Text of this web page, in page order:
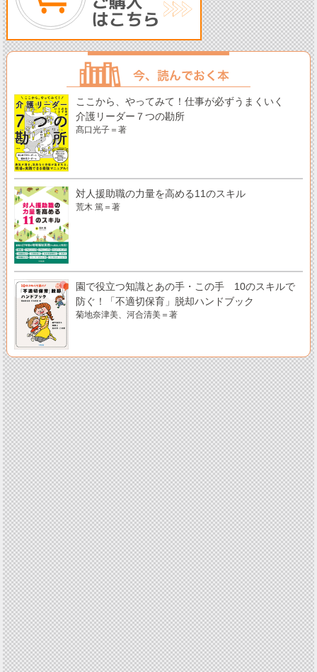
ここから、やってみて！仕事が必ずうまくいく
介護リーダー７つの勘所
髙口光子＝著
対人援助職の力量を高める11のスキル
荒木 篤＝著
園で役立つ知識とあの手・この手 10のスキルで
防ぐ！「不適切保育」脱却ハンドブック
菊地奈津美、河合清美＝著